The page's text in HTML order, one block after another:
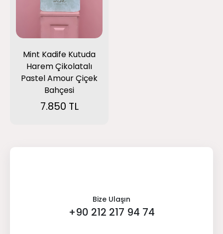
Mint Kadife Kutuda
Harem Çikolatalı
Pastel Amour Çiçek
Bahçesi
7.850 TL
Bize Ulaşın
+90 212 217 94 74